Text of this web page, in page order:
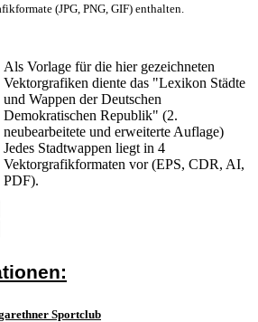
(JPG, PNG, GIF) enthalten.
Als Vorlage für die hier gezeichneten
Vektorgrafiken diente das "Lexikon Städte
und Wappen der Deutschen
Demokratischen Republik" (2.
neubearbeitete und erweiterte Auflage)
Jedes Stadtwappen liegt in 4
Vektorgrafikformaten vor (EPS, CDR, AI,
PDF).
Sportclub